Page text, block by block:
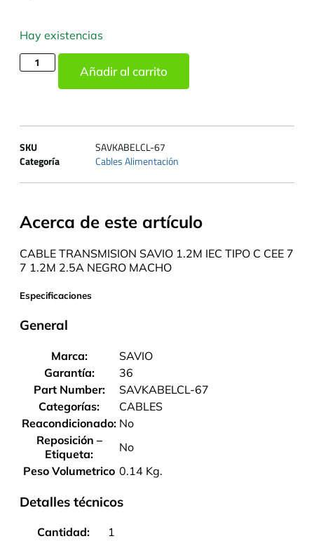
Hay existencias
Añadir al carrito
SKU
SAVKABELCL-67
Categoría
Cables Alimentación
Acerca de este artículo
CABLE TRANSMISION SAVIO 1.2M IEC TIPO C CEE 7
7 1.2M 2.5A NEGRO MACHO
Especificaciones
General
Marca:
SAVIO
Garantía:
36
Part Number:
SAVKABELCL-67
Categorías:
CABLES
Reacondicionado: No
Reposición –
Etiqueta:
No
Peso Volumetrico 0.14 Kg.
Detalles técnicos
Cantidad:
1